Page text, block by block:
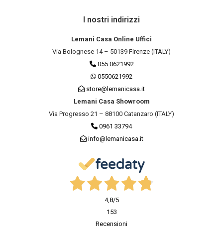
I nostri indirizzi
Lemani Casa Online Uffici
Via Bolognese 14 – 50139 Firenze (ITALY)
055 0621992
0550621992
store@lemanicasa.it
Lemani Casa Showroom
Via Progresso 21 – 88100 Catanzaro (ITALY)
0961 33794
info@lemanicasa.it
4,8/5
153
Recensioni